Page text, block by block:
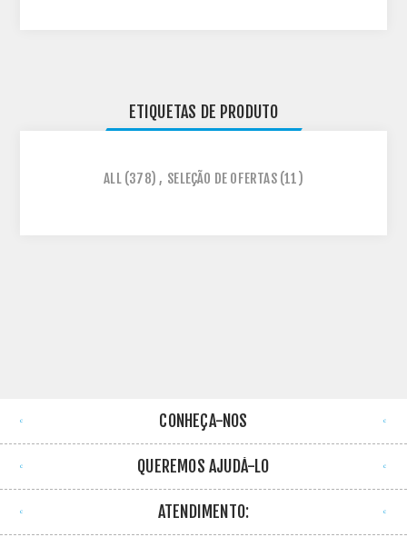
ETIQUETAS DE PRODUTO
ALL (378) , SELEÇÃO DE OFERTAS (11)
CONHEÇA-NOS
QUEREMOS AJUDÁ-LO
ATENDIMENTO: